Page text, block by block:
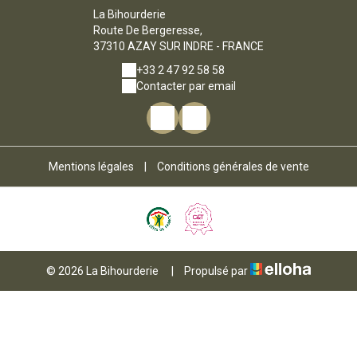
La Bihourderie
Route De Bergeresse,
37310 AZAY SUR INDRE - FRANCE
+33 2 47 92 58 58
Contacter par email
Mentions légales Conditions générales de vente
© 2026 La Bihourderie Propulsé par